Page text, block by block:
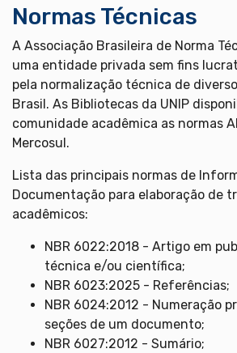
Normas Técnicas
A Associação Brasileira de Norma
uma entidade privada sem fins
pela normalização técnica de
Brasil. As Bibliotecas da UNIP
comunidade acadêmica as normas
Mercosul.
Lista das principais normas de
Documentação para elaboração de
acadêmicos:
NBR 6022:2018 - Artigo em
técnica e/ou científica;
NBR 6023:2025 - Referências;
NBR 6024:2012 - Numeração
seções de um documento;
NBR 6027:2012 - Sumário;